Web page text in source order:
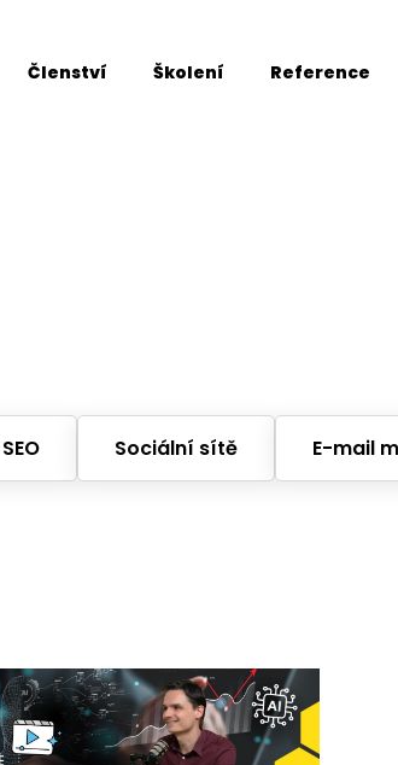
Členství Školení Reference
SEO Sociální sítě E-mail